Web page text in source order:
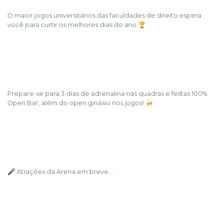
O maior jogos universitários das faculdades de direito espera
você para curtir os melhores dias do ano 🏆
Prepare-se para 3 dias de adrenalina nas quadras e festas 100%
Open Bar, além do open ginásio nos jogos! 🍻
🎤 Atrações da Arena em breve...